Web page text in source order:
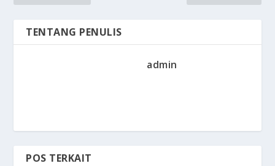
TENTANG PENULIS
admin
POS TERKAIT